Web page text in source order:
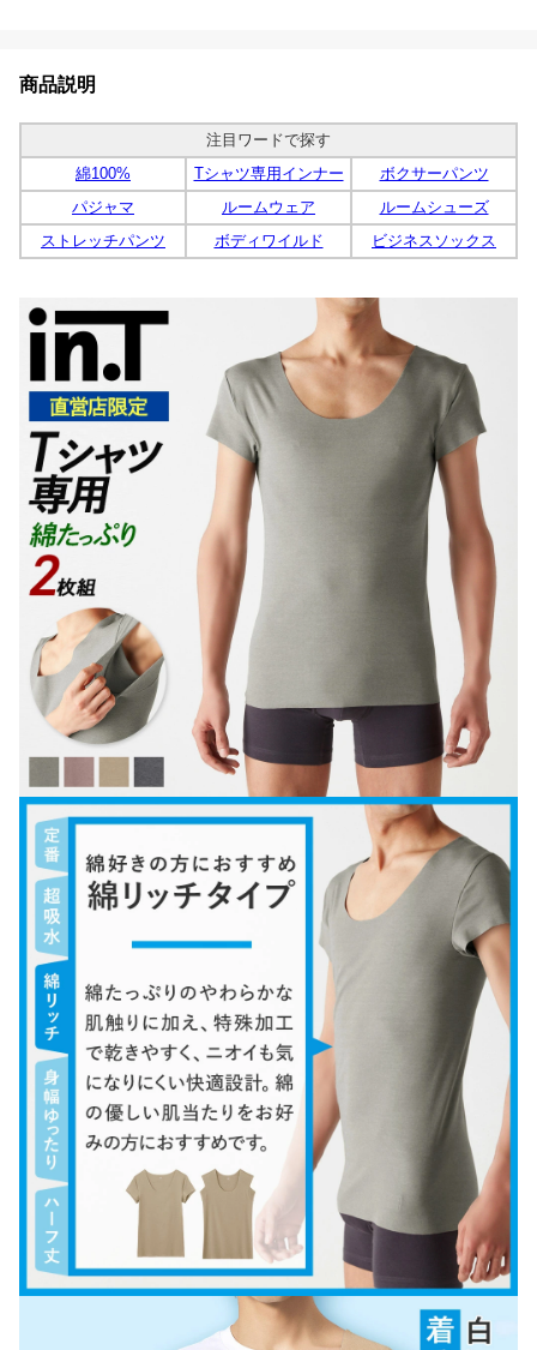
商品説明
注目ワードで探す
綿100%
Tシャツ専用インナー
ボクサーパンツ
パジャマ
ルームウェア
ルームシューズ
ストレッチパンツ
ボディワイルド ビジネスソックス